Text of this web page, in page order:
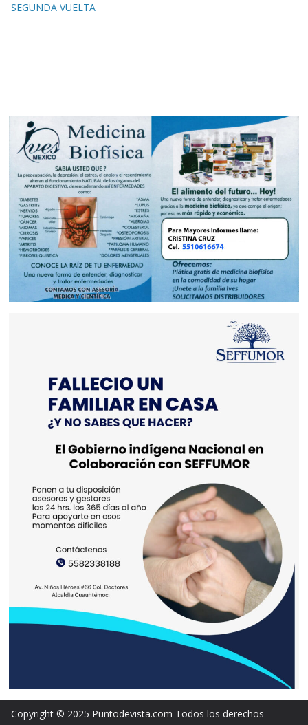
SEGUNDA VUELTA
Copyright © 2025 Puntodevista.com Todos los derechos